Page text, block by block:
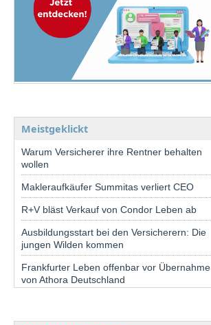
Meistgeklickt
Warum Versicherer ihre Rentner behalten
wollen
Makleraufkäufer Summitas verliert CEO
R+V bläst Verkauf von Condor Leben ab
Ausbildungsstart bei den Versicherern: Die
jungen Wilden kommen
Frankfurter Leben offenbar vor Übernahme
von Athora Deutschland